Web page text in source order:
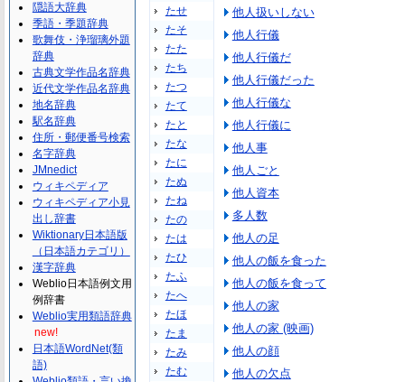
たせ
たそ
たた
たち
たつ
たて
たと
たな
たに
たぬ
たね
たの
たは
たひ
たふ
たへ
たほ
たま
たみ
たむ
他人扱いしない
他人行儀
他人行儀だ
他人行儀だった
他人行儀な
他人行儀に
他人事
他人ごと
他人資本
多人数
他人の足
他人の飯を食った
他人の飯を食って
他人の家
他人の家 (映画)
他人の顔
他人の欠点
隠語大辞典
季語・季題辞典
歌舞伎・浄瑠璃外題
辞典
古典文学作品名辞典
近代文学作品名辞典
地名辞典
駅名辞典
住所・郵便番号検索
名字辞典
JMnedict
ウィキペディア
ウィキペディア小見
出し辞書
Wiktionary日本語版
（日本語カテゴリ）
漢字辞典
Weblio日本語例文用
例辞書
Weblio実用類語辞典
new!
日本語WordNet(類
語)